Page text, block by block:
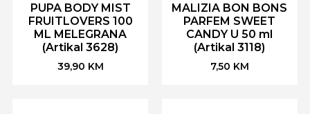
PUPA BODY MIST
FRUITLOVERS 100
ML MELEGRANA
(Artikal 3628)
39,90 KM
MALIZIA BON BONS
PARFEM SWEET
CANDY U 50 ml
(Artikal 3118)
7,50 KM